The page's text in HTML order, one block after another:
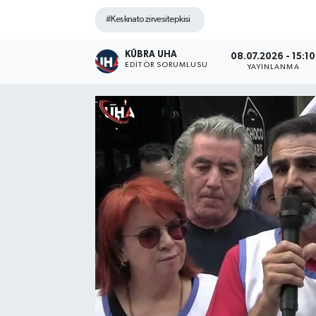
#Kesknatozirvesitepkisi
KÜBRA UHA
EDİTÖR SORUMLUSU
08.07.2026 - 15:10
YAYINLANMA